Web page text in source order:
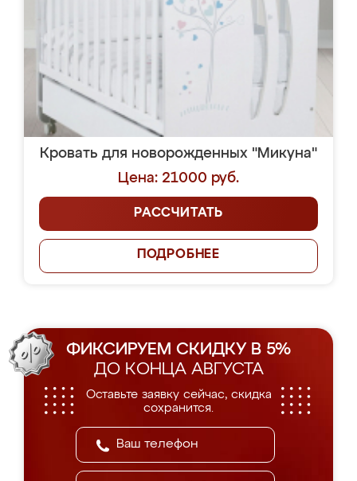
Кровать для новорожденных "Микуна"
Цена: 21000 руб.
РАССЧИТАТЬ
ПОДРОБНЕЕ
ФИКСИРУЕМ СКИДКУ В 5%
ДО КОНЦА АВГУСТА
Оставьте заявку сейчас, скидка
сохранится.